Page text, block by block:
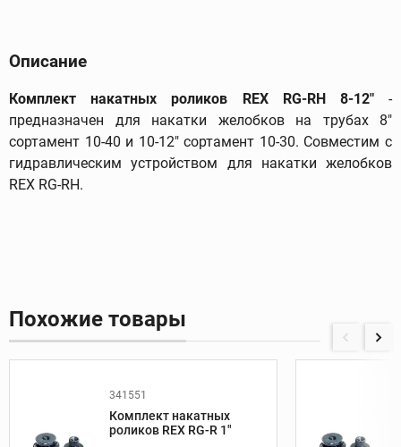
Описание
Комплект накатных роликов REX RG-RH 8-12"-
предназначен для накатки желобков на трубах 8"
сортамент 10-40 и 10-12" сортамент 10-30. Совместим с
гидравлическим устройством для накатки желобков
REX RG-RH.
Похожие товары
341551
Комплект накатных
роликов REX RG-R 1"